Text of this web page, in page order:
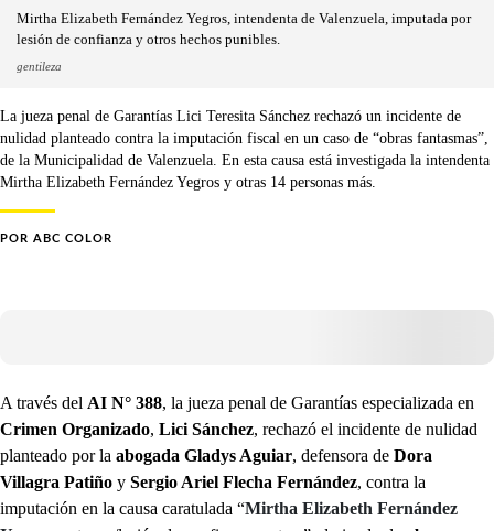
Mirtha Elizabeth Fernández Yegros, intendenta de Valenzuela, imputada por
lesión de confianza y otros hechos punibles.
gentileza
La jueza penal de Garantías Lici Teresita Sánchez rechazó un incidente de
nulidad planteado contra la imputación fiscal en un caso de “obras fantasmas”,
de la Municipalidad de Valenzuela. En esta causa está investigada la intendenta
Mirtha Elizabeth Fernández Yegros y otras 14 personas más.
POR ABC COLOR
A través del AI N° 388, la jueza penal de Garantías especializada en
Crimen Organizado, Lici Sánchez, rechazó el incidente de nulidad
planteado por la abogada Gladys Aguiar, defensora de Dora
Villagra Patiño y Sergio Ariel Flecha Fernández, contra la
imputación en la causa caratulada “Mirtha Elizabeth Fernández